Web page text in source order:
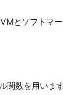
とソフトマー
関数を用いま